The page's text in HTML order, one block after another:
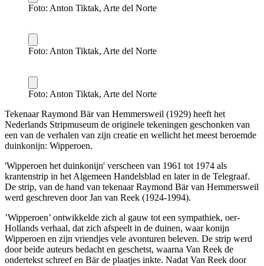
Foto: Anton Tiktak, Arte del Norte
Foto: Anton Tiktak, Arte del Norte
Foto: Anton Tiktak, Arte del Norte
Tekenaar Raymond Bär van Hemmersweil (1929) heeft het
Nederlands Stripmuseum de originele tekeningen geschonken van
een van de verhalen van zijn creatie en wellicht het meest beroemde
duinkonijn: Wipperoen.
'Wipperoen het duinkonijn' verscheen van 1961 tot 1974 als
krantenstrip in het Algemeen Handelsblad en later in de Telegraaf.
De strip, van de hand van tekenaar Raymond Bär van Hemmersweil
werd geschreven door Jan van Reek (1924-1994).
’Wipperoen’ ontwikkelde zich al gauw tot een sympathiek, oer-
Hollands verhaal, dat zich afspeelt in de duinen, waar konijn
Wipperoen en zijn vriendjes vele avonturen beleven. De strip werd
door beide auteurs bedacht en geschetst, waarna Van Reek de
ondertekst schreef en Bär de plaatjes inkte. Nadat Van Reek door